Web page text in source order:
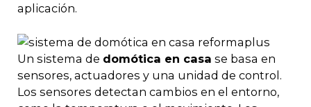
aplicación.
Un sistema de domótica en casa se basa en
sensores, actuadores y una unidad de control.
Los sensores detectan cambios en el entorno,